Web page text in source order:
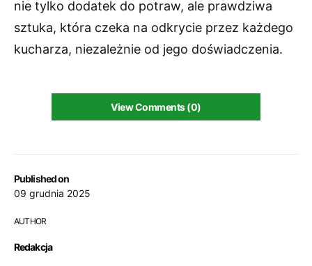
Published on
09 grudnia 2025
AUTHOR
Redakcja
nie tylko dodatek do potraw, ale prawdziwa
sztuka, która czeka na odkrycie przez każdego
kucharza, niezależnie od jego doświadczenia.
View Comments (0)